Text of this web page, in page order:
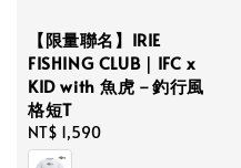
【限量聯名】IRIE
FISHING CLUB｜IFC x
KID with 魚虎－釣行風
格短T
Regular
price
NT$ 1,590